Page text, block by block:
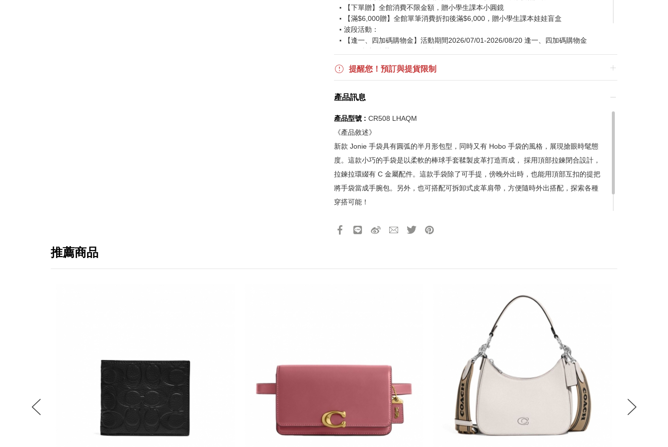
免稅品線上預訂服務限國際線出境旅客使用
不同機場的下單時間皆不相同，細節或訂購流程指引，請瀏覽
購物流程說
【下單贈】全館消費不限金額，贈小學生課本小圓鏡
【滿$6,000贈】全館單筆消費折扣後滿$6,000，贈小學生課本娃娃盲盒
波段活動：
【逢一、四加碼購物金】活動期間2026/07/01-2026/08/20 逢一、四加碼購物金
活動詳情請參見
實際折扣金額以系統顯示為準
《網站活動限制說明》
所有活動皆訂單成立時間為準，贈品皆為數量有限，送完為止
所有活動皆以系統自動計算是否達到滿額優惠門檻，以系統計算為準
所有活動皆不可不同訂單相互累計
所有活動昇恆昌股份有限公司保留變更或終止之權利
提醒您！預訂與提貨限制
產品訊息
產品型號 : CR508 LHAQM
《產品敘述》
新款 Jonie 手袋具有圓弧的半月形包型，同時又有 Hobo 手袋的風格，展現搶眼時髦態
度。這款小巧的手袋是以柔軟的棒球手套鞣製皮革打造而成， 採用頂部拉鍊閉合設計，
拉鍊拉環綴有 C 金屬配件。這款手袋除了可手提，傍晚外出時，也能用頂部互扣的提把
將手袋當成手腕包。另外，也可搭配可拆卸式皮革肩帶，方便隨時外出搭配，探索各種
穿搭可能！
產品13碼代號 2340308036880
推薦商品